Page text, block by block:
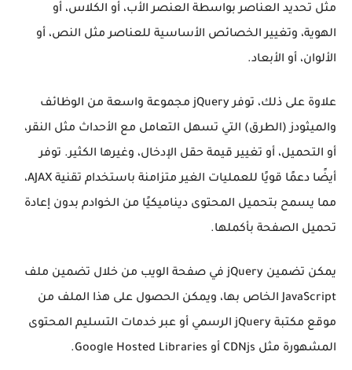
مثل تحديد العناصر بواسطة العنصر الأب، أو الكلاس، أو
الهوية، وتغيير الخصائص الأساسية للعناصر مثل النص، أو
الألوان، أو الأبعاد.
علاوة على ذلك، توفر jQuery مجموعة واسعة من الوظائف
والميثودز (الطرق) التي تسهل التعامل مع الأحداث مثل النقر،
أو التحميل، أو تغيير قيمة حقل الإدخال، وغيرها الكثير. توفر
أيضًا دعمًا قويًا للعمليات الغير متزامنة باستخدام تقنية AJAX،
مما يسمح بتحميل المحتوى ديناميكيًا من الخوادم بدون إعادة
تحميل الصفحة بأكملها.
يمكن تضمين jQuery في صفحة الويب من خلال تضمين ملف
JavaScript الخاص بها، ويمكن الحصول على هذا الملف من
موقع مكتبة jQuery الرسمي أو عبر خدمات التسليم المحتوى
المشهورة مثل CDNjs أو Google Hosted Libraries.